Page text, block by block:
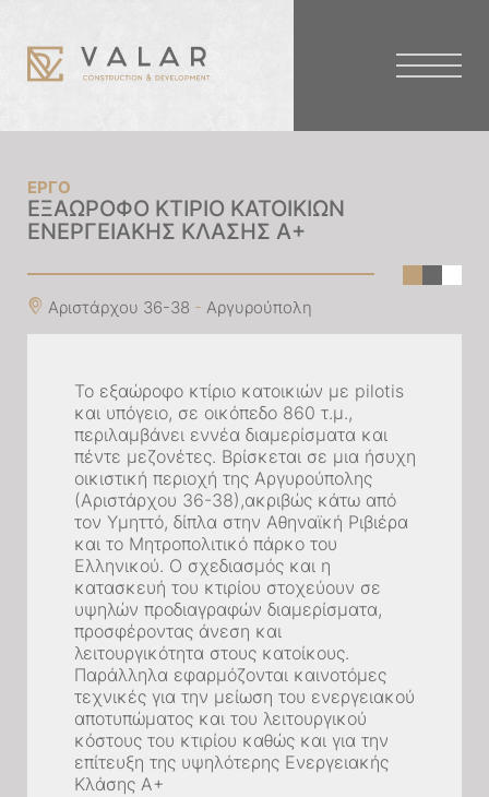
content
ΕΡΓΟ
EΞΑΩΡΟΦΟ ΚΤΙΡΙΟ ΚΑΤΟΙΚΙΩΝ
ΕΝΕΡΓΕΙΑΚΗΣ ΚΛΑΣΗΣ Α+
Αριστάρχου 36-38 - Αργυρούπολη
Το εξαώροφο κτίριο κατοικιών με pilotis
και υπόγειο, σε οικόπεδο 860 τ.μ.,
περιλαμβάνει εννέα διαμερίσματα και
πέντε μεζονέτες. Βρίσκεται σε μια ήσυχη
οικιστική περιοχή της Αργυρούπολης
(Αριστάρχου 36-38),ακριβώς κάτω από
τον Υμηττό, δίπλα στην Αθηναϊκή Ριβιέρα
και το Μητροπολιτικό πάρκο του
Ελληνικού. Ο σχεδιασμός και η
κατασκευή του κτιρίου στοχεύουν σε
υψηλών προδιαγραφών διαμερίσματα,
προσφέροντας άνεση και
λειτουργικότητα στους κατοίκους.
Παράλληλα εφαρμόζονται καινοτόμες
τεχνικές για την μείωση του ενεργειακού
αποτυπώματος και του λειτουργικού
κόστους του κτιρίου καθώς και για την
επίτευξη της υψηλότερης Ενεργειακής
Κλάσης Α+